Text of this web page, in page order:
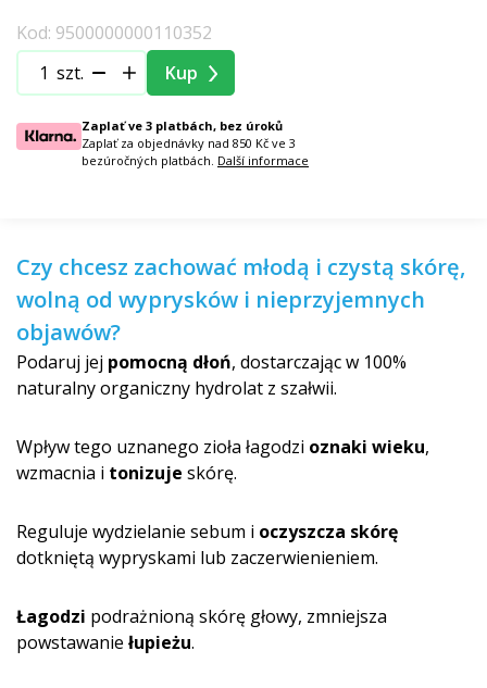
Kod: 9500000000110352
szt.
Kup
Zaplať ve 3 platbách, bez úroků
Zaplať za objednávky nad 850 Kč ve 3
bezúročných platbách. Další informace
Czy chcesz zachować młodą i czystą skórę,
wolną od wyprysków i nieprzyjemnych
objawów?
Podaruj jej pomocną dłoń, dostarczając w 100%
naturalny organiczny hydrolat z szałwii.
Wpływ tego uznanego zioła łagodzi oznaki wieku,
wzmacnia i tonizuje skórę.
Reguluje wydzielanie sebum i oczyszcza skórę
dotkniętą wypryskami lub zaczerwienieniem.
Łagodzi podrażnioną skórę głowy, zmniejsza
powstawanie łupieżu.